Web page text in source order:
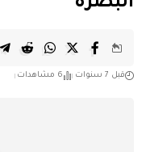
قبل 7 سنوات 6 مشاهدات